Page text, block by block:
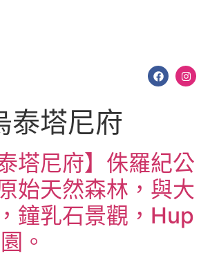
泰塔尼府
塔尼府】侏羅紀公
始天然森林，與大
鐘乳石景觀，Hup
。